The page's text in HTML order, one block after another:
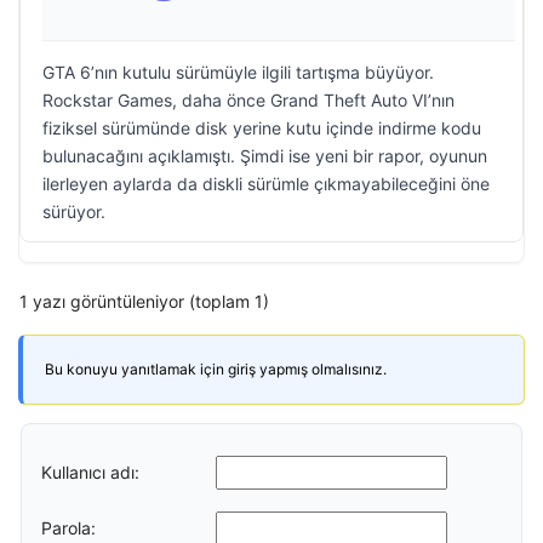
GTA 6’nın kutulu sürümüyle ilgili tartışma büyüyor.
Rockstar Games, daha önce Grand Theft Auto VI’nın
fiziksel sürümünde disk yerine kutu içinde indirme kodu
bulunacağını açıklamıştı. Şimdi ise yeni bir rapor, oyunun
ilerleyen aylarda da diskli sürümle çıkmayabileceğini öne
sürüyor.
1 yazı görüntüleniyor (toplam 1)
Bu konuyu yanıtlamak için giriş yapmış olmalısınız.
Kullanıcı adı:
Parola: